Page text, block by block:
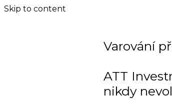
Skip to content
Varování
ATT
nikdy